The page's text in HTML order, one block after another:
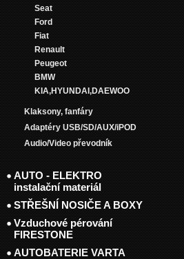
Seat
Ford
Fiat
Renault
Peugeot
BMW
KIA,HYUNDAI,DAEWOO
Klaksony, fanfáry
Adaptéry USB/SD/AUX/iPOD
Audio/Video převodník
AUTO - ELEKTRO
instalační materiál
STŘEŠNÍ NOSIČE A BOXY
Vzduchové pérování
FIRESTONE
AUTOBATERIE VARTA